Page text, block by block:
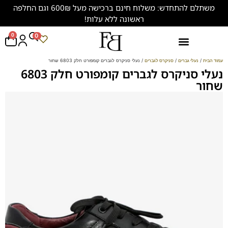
משתלם להתחדש: משלוח חינם ברכישה מעל 600₪ וגם החלפה
ראשונה ללא עלות!
0 0
עמוד הבית / נעלי גברים / סניקרס לגברים / נעלי סניקרס לגברים קומפורט חלק 6803 שחור
נעלי סניקרס לגברים קומפורט חלק 6803
שחור